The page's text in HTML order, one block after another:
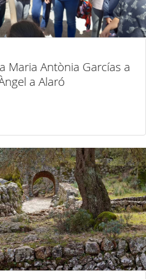
Maria Antònia Garcías a
a Alaró